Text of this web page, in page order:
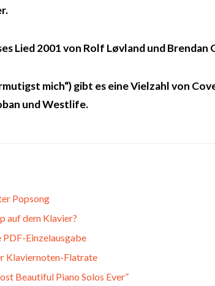
Lied 2001 von Rolf Løvland und Brendan
mich“) gibt es eine Vielzahl von
und Westlife.
Popsong
auf dem Klavier?
Einzelausgabe
Klaviernoten-Flatrate
Beautiful Piano Solos Ever”